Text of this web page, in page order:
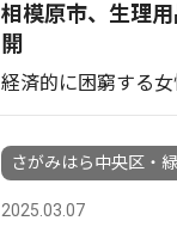
相模原市、生理
開
経済的に困窮する
さがみはら中央区・
2025.03.07